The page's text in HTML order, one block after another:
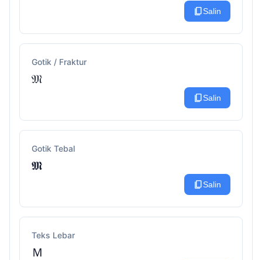
content_copySalin
Gotik / Fraktur
𝔐
content_copySalin
Gotik Tebal
𝕸
content_copySalin
Teks Lebar
Ｍ